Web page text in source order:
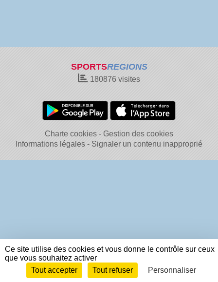
SPORTSREGIONS
180876 visites
Charte cookies
Gestion des cookies
Informations légales
Signaler un contenu inapproprié
Envie de participer ? Connexion
Ce site utilise des cookies et vous donne le contrôle sur ceux
que vous souhaitez activer
Tout accepter
Tout refuser Personnaliser